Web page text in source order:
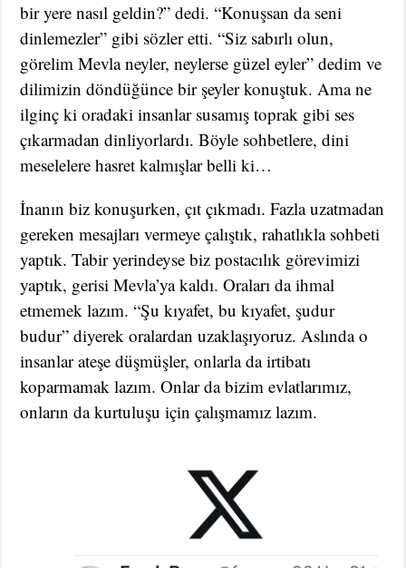
bir yere nasıl geldin?” dedi. “Konuşsan da seni
dinlemezler” gibi sözler etti. “Siz sabırlı olun,
görelim Mevla neyler, neylerse güzel eyler” dedim ve
dilimizin döndüğünce bir şeyler konuştuk. Ama ne
ilginç ki oradaki insanlar susamış toprak gibi ses
çıkarmadan dinliyorlardı. Böyle sohbetlere, dini
meselelere hasret kalmışlar belli ki…
İnanın biz konuşurken, çıt çıkmadı. Fazla uzatmadan
gereken mesajları vermeye çalıştık, rahatlıkla sohbeti
yaptık. Tabir yerindeyse biz postacılık görevimizi
yaptık, gerisi Mevla’ya kaldı. Oraları da ihmal
etmemek lazım. “Şu kıyafet, bu kıyafet, şudur
budur” diyerek oralardan uzaklaşıyoruz. Aslında o
insanlar ateşe düşmüşler, onlarla da irtibatı
koparmamak lazım. Onlar da bizim evlatlarımız,
onların da kurtuluşu için çalışmamız lazım.